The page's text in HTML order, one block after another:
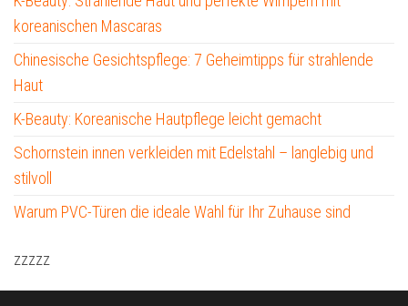
koreanischen Mascaras
Chinesische Gesichtspflege: 7 Geheimtipps für strahlende
Haut
K-Beauty: Koreanische Hautpflege leicht gemacht
Schornstein innen verkleiden mit Edelstahl – langlebig und
stilvoll
Warum PVC-Türen die ideale Wahl für Ihr Zuhause sind
zzzzz